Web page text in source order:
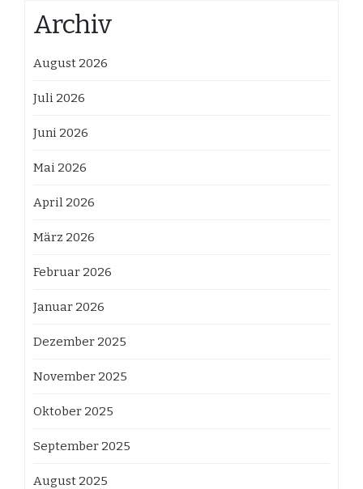
Archiv
August 2026
Juli 2026
Juni 2026
Mai 2026
April 2026
März 2026
Februar 2026
Januar 2026
Dezember 2025
November 2025
Oktober 2025
September 2025
August 2025